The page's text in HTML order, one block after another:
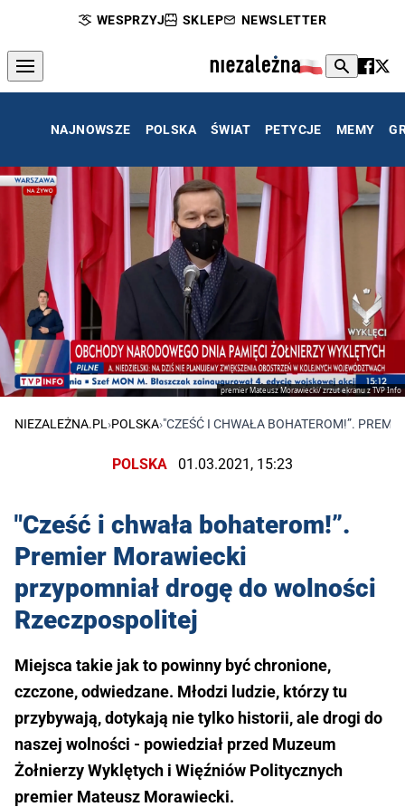
WESPRZYJ SKLEP NEWSLETTER
NAJNOWSZE POLSKA ŚWIAT PETYCJE MEMY
premier Mateusz Morawiecki/ zrzut ekranu z TVP Info
NIEZALEŻNA.PL ›POLSKA›"CZEŚĆ I CHWAŁA BOHATEROM!”.
POLSKA 01.03.2021, 15:23
"Cześć i chwała bohaterom!”.
Premier Morawiecki
przypomniał drogę do wolności
Rzeczpospolitej
Miejsca takie jak to powinny być chronione,
czczone, odwiedzane. Młodzi ludzie, którzy tu
przybywają, dotykają nie tylko historii, ale drogi do
naszej wolności - powiedział przed Muzeum
Żołnierzy Wyklętych i Więźniów Politycznych
premier Mateusz Morawiecki.